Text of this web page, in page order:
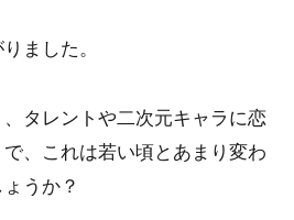
ました。
タレントや二次元キャラに恋
、これは若い頃とあまり変わ
うか？